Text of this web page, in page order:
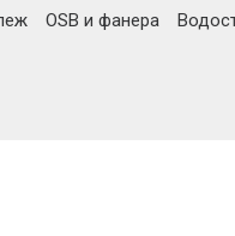
OSB и фанера